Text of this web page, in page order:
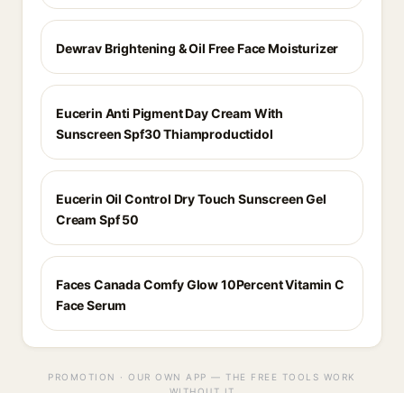
Dewrav Brightening & Oil Free Face Moisturizer
Eucerin Anti Pigment Day Cream With
Sunscreen Spf30 Thiamproductidol
Eucerin Oil Control Dry Touch Sunscreen Gel
Cream Spf 50
Faces Canada Comfy Glow 10Percent Vitamin C
Face Serum
PROMOTION · OUR OWN APP — THE FREE TOOLS WORK